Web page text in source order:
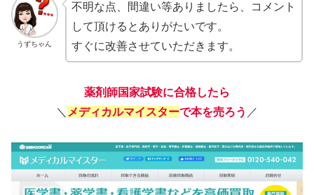
うずちゃん
不明な点、間違い等ありましたら、コメント
して頂けるとありがたいです。
すぐに改善させていただきます。
薬剤師国家試験に合格したら
＼ メディカルマイスターで本を売ろう ／